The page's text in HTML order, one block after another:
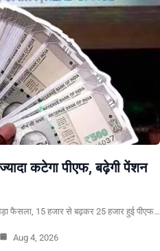
कटेगा पीएफ, बढ़ेगी पेंशन
फैसला, 15 हजार से बढ़कर 25 हजार हुई पीएफ…
Aug 4, 2026